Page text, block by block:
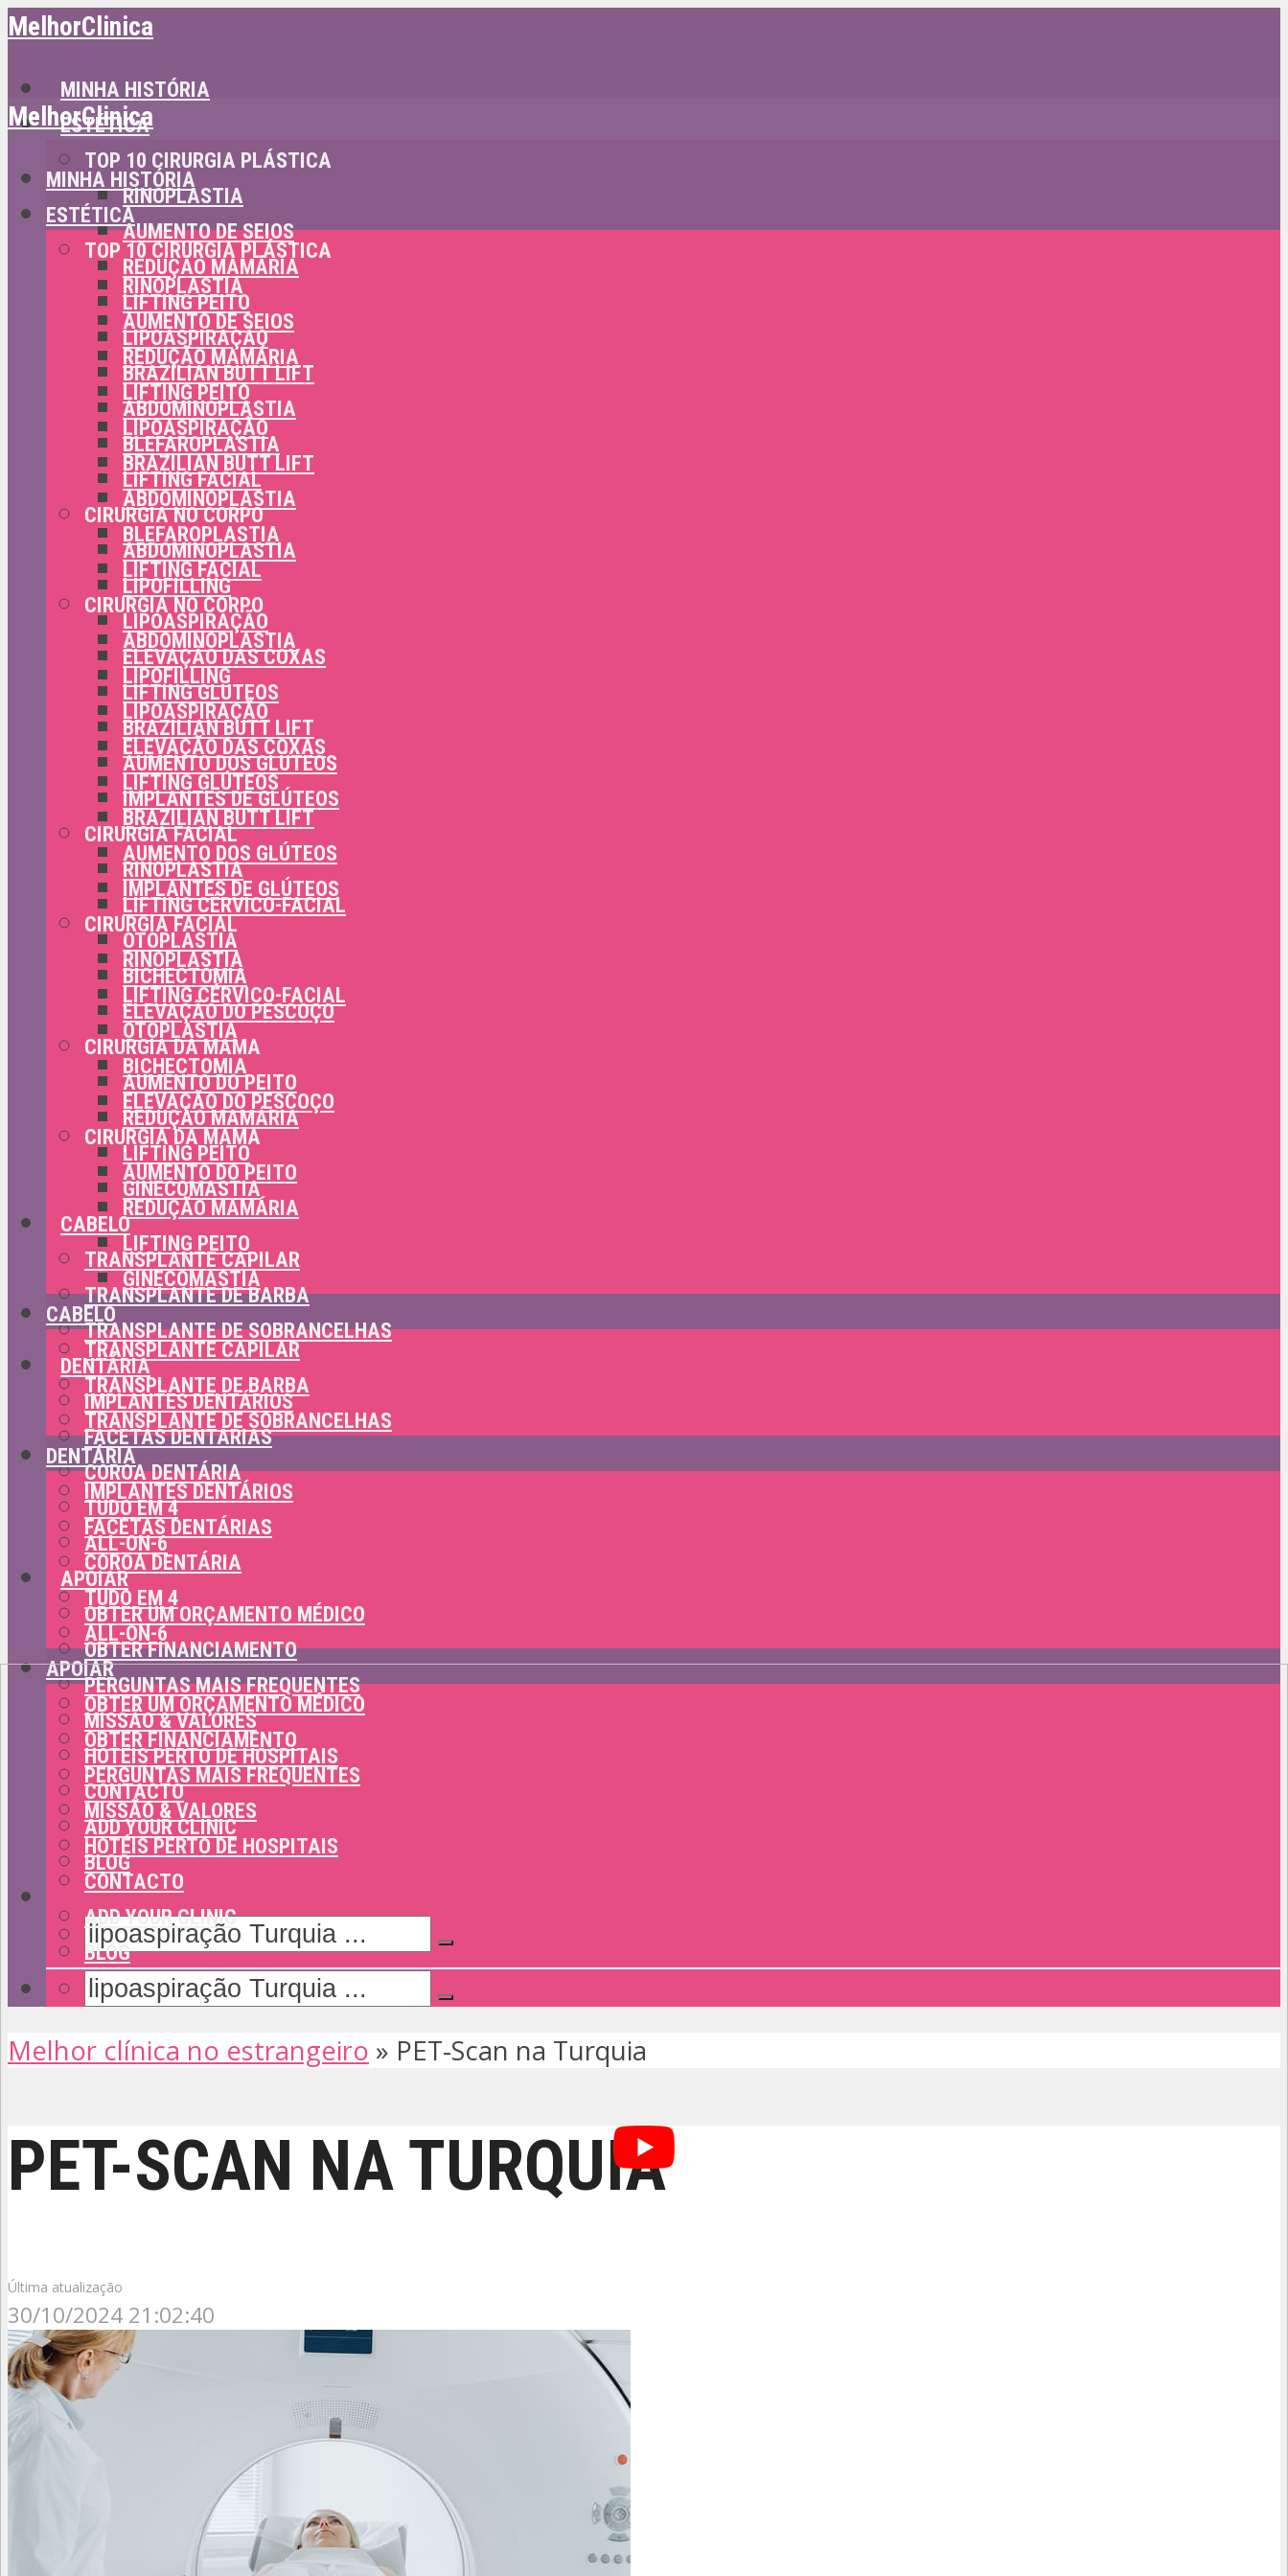
MelhorClinica
MINHA HISTÓRIA
ESTÉTICA
TOP 10 CIRURGIA PLÁSTICA
RINOPLASTIA
AUMENTO DE SEIOS
REDUÇÃO MAMÁRIA
LIFTING PEITO
LIPOASPIRAÇÃO
BRAZILIAN BUTT LIFT
ABDOMINOPLASTIA
BLEFAROPLASTIA
LIFTING FACIAL
CIRURGIA NO CORPO
ABDOMINOPLASTIA
LIPOFILLING
LIPOASPIRAÇÃO
ELEVAÇÃO DAS COXAS
LIFTING GLÚTEOS
BRAZILIAN BUTT LIFT
AUMENTO DOS GLÚTEOS
IMPLANTES DE GLÚTEOS
CIRURGIA FACIAL
RINOPLASTIA
LIFTING CÉRVICO-FACIAL
OTOPLASTIA
BICHECTOMIA
ELEVAÇÃO DO PESCOÇO
CIRURGIA DA MAMA
AUMENTO DO PEITO
REDUÇÃO MAMÁRIA
LIFTING PEITO
GINECOMASTIA
CABELO
TRANSPLANTE CAPILAR
TRANSPLANTE DE BARBA
TRANSPLANTE DE SOBRANCELHAS
DENTÁRIA
IMPLANTES DENTÁRIOS
FACETAS DENTÁRIAS
COROA DENTÁRIA
TUDO EM 4
ALL-ON-6
APOIAR
OBTER UM ORÇAMENTO MÉDICO
OBTER FINANCIAMENTO
PERGUNTAS MAIS FREQUENTES
MISSÃO & VALORES
HOTÉIS PERTO DE HOSPITAIS
CONTACTO
ADD YOUR CLINIC
BLOG
MelhorClinica
MINHA HISTÓRIA
ESTÉTICA
TOP 10 CIRURGIA PLÁSTICA
RINOPLASTIA
AUMENTO DE SEIOS
REDUÇÃO MAMÁRIA
LIFTING PEITO
LIPOASPIRAÇÃO
BRAZILIAN BUTT LIFT
ABDOMINOPLASTIA
BLEFAROPLASTIA
LIFTING FACIAL
CIRURGIA NO CORPO
ABDOMINOPLASTIA
LIPOFILLING
LIPOASPIRAÇÃO
ELEVAÇÃO DAS COXAS
LIFTING GLÚTEOS
BRAZILIAN BUTT LIFT
AUMENTO DOS GLÚTEOS
IMPLANTES DE GLÚTEOS
CIRURGIA FACIAL
RINOPLASTIA
LIFTING CÉRVICO-FACIAL
OTOPLASTIA
BICHECTOMIA
ELEVAÇÃO DO PESCOÇO
CIRURGIA DA MAMA
AUMENTO DO PEITO
REDUÇÃO MAMÁRIA
LIFTING PEITO
GINECOMASTIA
CABELO
TRANSPLANTE CAPILAR
TRANSPLANTE DE BARBA
TRANSPLANTE DE SOBRANCELHAS
DENTÁRIA
IMPLANTES DENTÁRIOS
FACETAS DENTÁRIAS
COROA DENTÁRIA
TUDO EM 4
ALL-ON-6
APOIAR
OBTER UM ORÇAMENTO MÉDICO
OBTER FINANCIAMENTO
PERGUNTAS MAIS FREQUENTES
MISSÃO & VALORES
HOTÉIS PERTO DE HOSPITAIS
CONTACTO
ADD YOUR CLINIC
BLOG
Melhor clínica no estrangeiro » PET-Scan na Turquia
PET-SCAN NA TURQUIA
Última atualização
30/10/2024 21:02:40